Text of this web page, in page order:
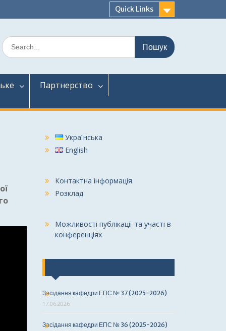
Quick Links
Шукати:
Партнерство
Українська
English
Контактна інформація
Розклад
Можливості публікації та участі в
конференціях
Засідання кафедри ЕПС № 37 (2025-2026)
17.06.2026
Засідання кафедри ЕПС № 36 (2025-2026)